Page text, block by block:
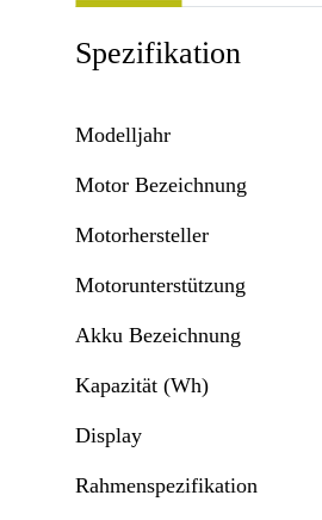
Spezifikation
Modelljahr
Motor Bezeichnung
Motorhersteller
Motorunterstützung
Akku Bezeichnung
Kapazität (Wh)
Display
Rahmenspezifikation